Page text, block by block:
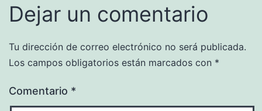
Dejar un comentario
Tu dirección de correo electrónico no será publicada.
Los campos obligatorios están marcados con *
Comentario *